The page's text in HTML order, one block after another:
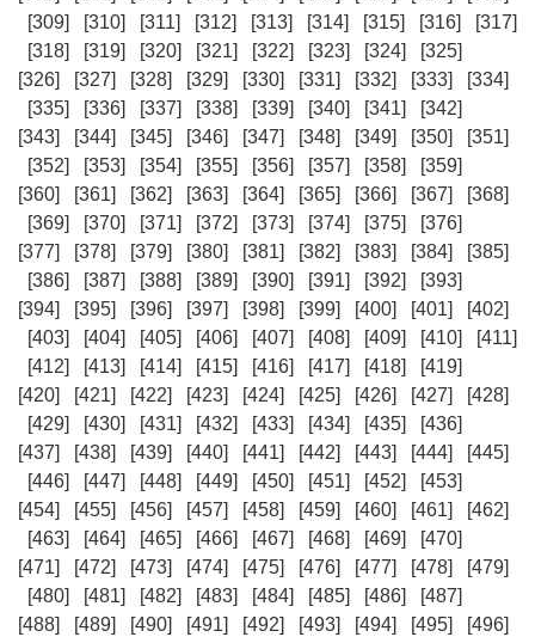
[309]
[310] [311] [312] [313] [314] [315] [316]
[317]
[318]
[319] [320] [321] [322] [323] [324]
[325]
[326]
[327] [328] [329] [330] [331] [332] [333]
[334]
[335]
[336] [337] [338] [339] [340] [341]
[342]
[343]
[344] [345] [346] [347] [348] [349] [350]
[351]
[352]
[353] [354] [355] [356] [357] [358]
[359]
[360]
[361] [362] [363] [364] [365] [366] [367]
[368]
[369]
[370] [371] [372] [373] [374] [375]
[376]
[377]
[378] [379] [380] [381] [382] [383] [384]
[385]
[386]
[387] [388] [389] [390] [391] [392]
[393]
[394]
[395] [396] [397] [398] [399] [400] [401]
[402]
[403]
[404] [405] [406] [407] [408] [409] [410]
[411]
[412]
[413] [414] [415] [416] [417] [418]
[419]
[420]
[421] [422] [423] [424] [425] [426] [427]
[428]
[429]
[430] [431] [432] [433] [434] [435]
[436]
[437]
[438] [439] [440] [441] [442] [443] [444]
[445]
[446]
[447] [448] [449] [450] [451] [452]
[453]
[454]
[455] [456] [457] [458] [459] [460] [461]
[462]
[463]
[464] [465] [466] [467] [468] [469]
[470]
[471]
[472] [473] [474] [475] [476] [477] [478]
[479]
[480]
[481] [482] [483] [484] [485] [486]
[487]
[488]
[489] [490] [491] [492] [493] [494] [495]
[496]